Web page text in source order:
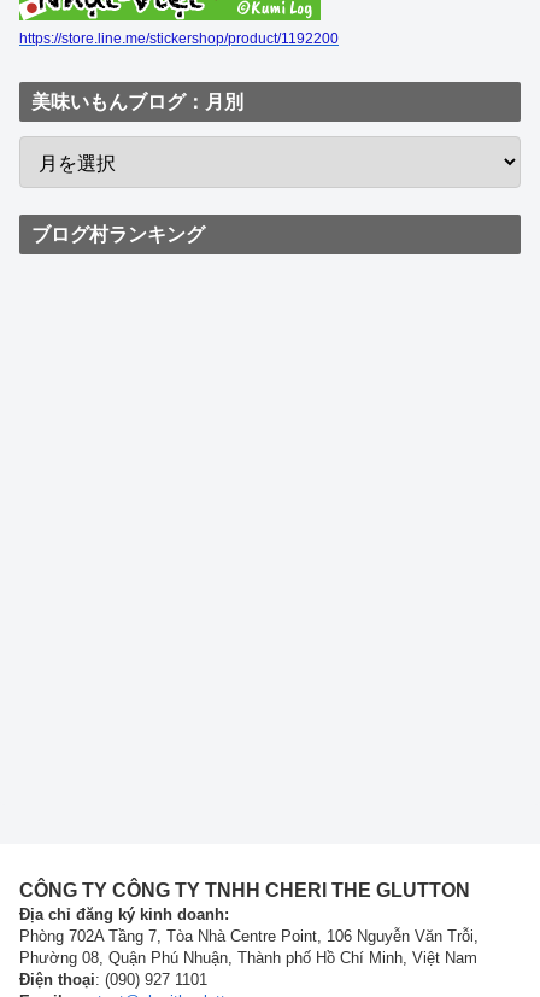
https://store.line.me/stickershop/product/1192200
美味いもんブログ：月別
ブログ村ランキング
CÔNG TY CÔNG TY TNHH CHERI THE GLUTTON
Địa chỉ đăng ký kinh doanh:
Phòng 702A Tầng 7, Tòa Nhà Centre Point, 106 Nguyễn Văn Trỗi,
Phường 08, Quận Phú Nhuận, Thành phố Hồ Chí Minh, Việt Nam
Điện thoại: (090) 927 1101